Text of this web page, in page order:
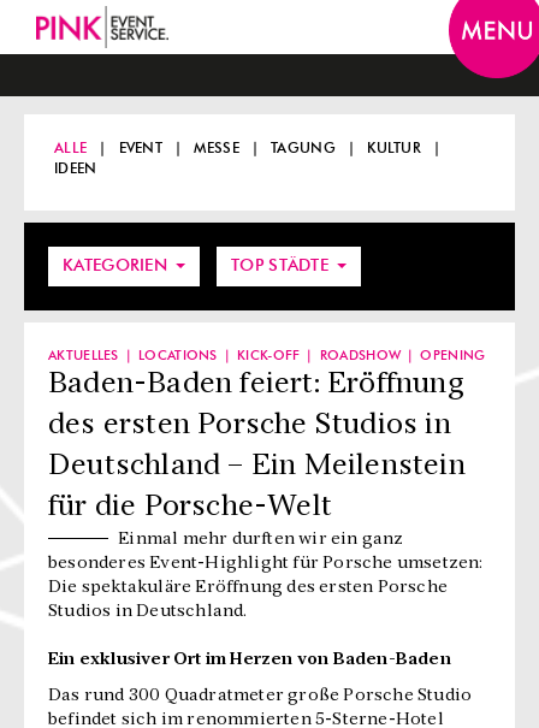
ALLE EVENT MESSE TAGUNG
KULTUR
IDEEN
AKTUELLES LOCATIONS KICK-OFF ROADSHOW OPENING
Baden-Baden feiert: Eröffnung
des ersten Porsche Studios in
Deutschland – Ein Meilenstein
für die Porsche-Welt
Einmal mehr durften wir ein ganz
besonderes Event-Highlight für Porsche umsetzen:
Die spektakuläre Eröffnung des ersten Porsche
Studios in Deutschland.
Ein exklusiver Ort im Herzen von Baden-Baden
Das rund 300 Quadratmeter große Porsche Studio
befindet sich im renommierten 5-Sterne-Hotel
KATEGORIEN TOP STÄDTE